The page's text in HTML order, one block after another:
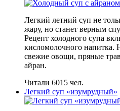
Легкий летний суп не
жару, но станет верным
Рецепт холодного супа
кисломолочного напитка.
свежие овощи, пряные
айран.
Читали 6015 чел.
Легкий суп «изумрудный»